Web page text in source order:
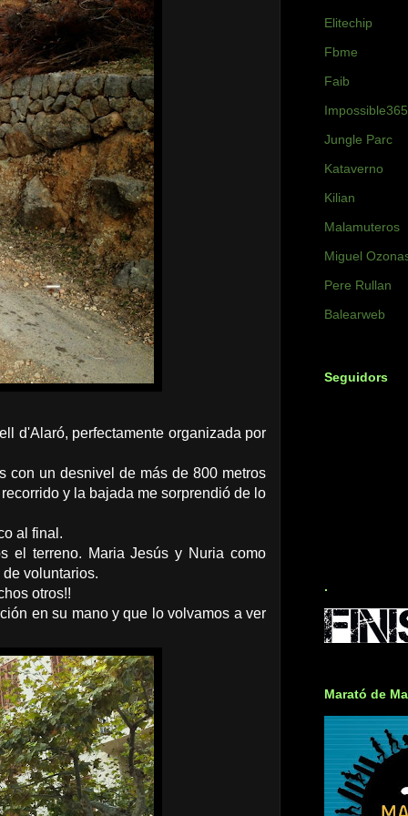
d'Alaró, perfectamente organizada por
con un desnivel de más de 800 metros
y la bajada me sorprendió de lo
al final.
el terreno. Maria Jesús y Nuria como
voluntarios.
otros!!
en su mano y que lo volvamos a ver
Elitechip
Fbme
Faib
Impossible365
Jungle Parc
Kataverno
Kilian
Malamuteros
Miguel
Pere Rullan
Balearweb
Seguidors
.
Marató de